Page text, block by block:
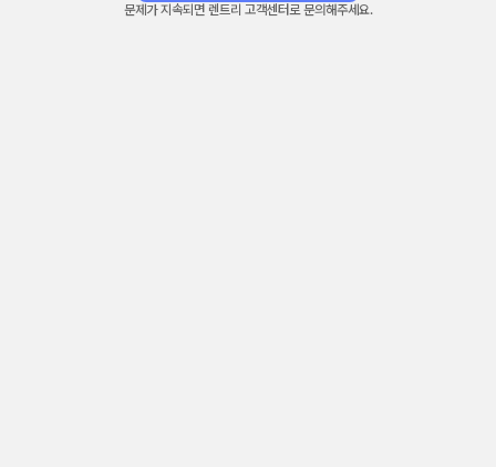
문제가 지속되면 렌트리 고객센터로 문의해주세요.